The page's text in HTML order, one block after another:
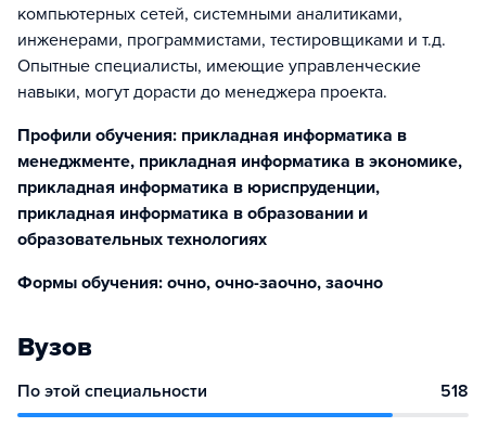
компьютерных сетей, системными аналитиками,
инженерами, программистами, тестировщиками и т.д.
Опытные специалисты, имеющие управленческие
навыки, могут дорасти до менеджера проекта.
Профили обучения: прикладная информатика в
менеджменте, прикладная информатика в экономике,
прикладная информатика в юриспруденции,
прикладная информатика в образовании и
образовательных технологиях
Формы обучения: очно, очно-заочно, заочно
Вузов
По этой специальности 518